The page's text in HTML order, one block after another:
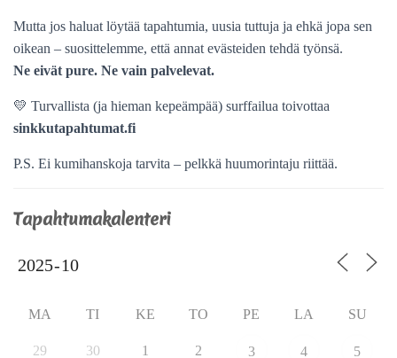
Mutta jos haluat löytää tapahtumia, uusia tuttuja ja ehkä jopa sen
oikean – suosittelemme, että annat evästeiden tehdä työnsä.
Ne eivät pure. Ne vain palvelevat.
💛 Turvallista (ja hieman kepeämpää) surffailua toivottaa
sinkkutapahtumat.fi
P.S. Ei kumihanskoja tarvita – pelkkä huumorintaju riittää.
Tapahtumakalenteri
MA TI KE TO PE LA SU
29 30 1 2 3 4 5